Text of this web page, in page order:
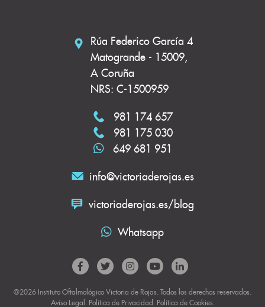
Rúa Federico García 4
Matogrande - 15009,
A Coruña
NRS: C-1500959
981 174 657
981 175 030
649 681 951
info@victoriaderojas.es
victoriaderojas.es/blog
Whatsapp
©2026 Instituto Oftalmológico Victoria de Rojas. Todos los derechos reservados.
Aviso Legal . Política de Privacidad . Política de Cookies.